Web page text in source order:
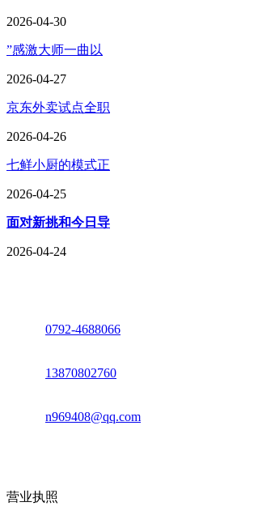
2026-04-30
”感激大师一曲以
2026-04-27
京东外卖试点全职
2026-04-26
七鲜小厨的模式正
2026-04-25
面对新挑和今日导
2026-04-24
0792-4688066
13870802760
n969408@qq.com
营业执照